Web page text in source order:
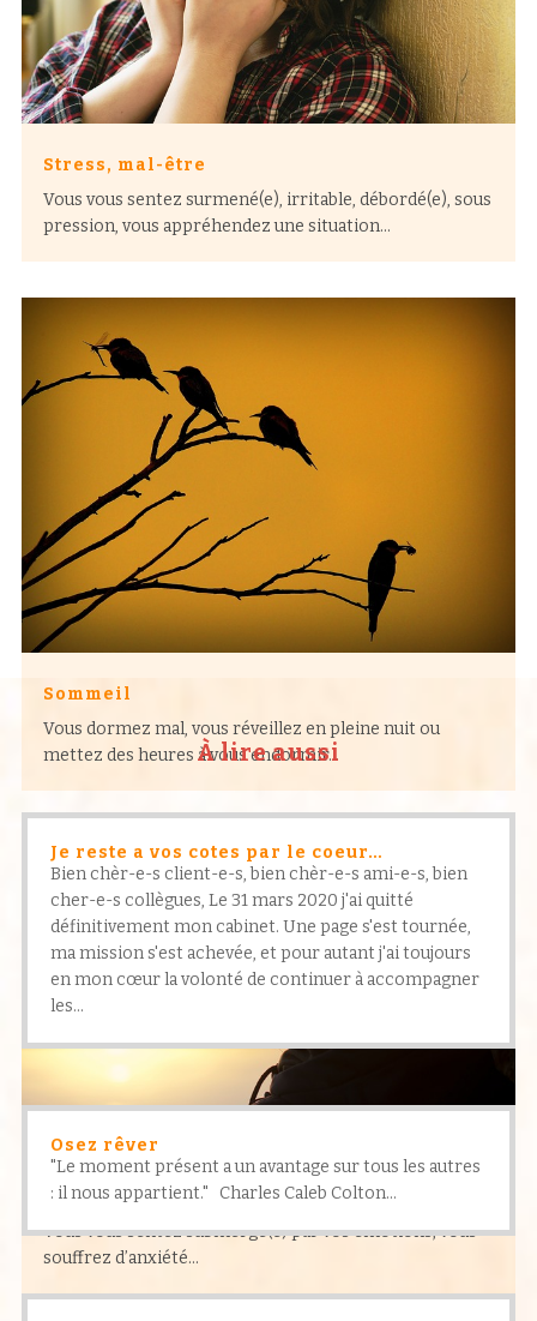
Stress, mal-être
Vous vous sentez surmené(e), irritable, débordé(e), sous
pression, vous appréhendez une situation...
Sommeil
Vous dormez mal, vous réveillez en pleine nuit ou
mettez des heures à vous endormir…
Émotions, anxiété
Vous vous sentez submergé(e) par vos émotions, vous
souffrez d’anxiété…
À lire aussi
Je reste a vos cotes par le coeur…
Bien chèr-e-s client-e-s, bien chèr-e-s ami-e-s, bien
cher-e-s collègues, Le 31 mars 2020 j'ai quitté
définitivement mon cabinet. Une page s'est tournée,
ma mission s'est achevée, et pour autant j'ai toujours
en mon cœur la volonté de continuer à accompagner
les...
Osez rêver
"Le moment présent a un avantage sur tous les autres
: il nous appartient." Charles Caleb Colton...